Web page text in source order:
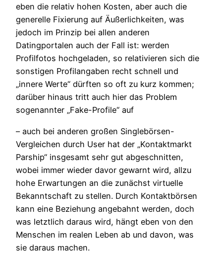
eben die relativ hohen Kosten, aber auch die
generelle Fixierung auf Äußerlichkeiten, was
jedoch im Prinzip bei allen anderen
Datingportalen auch der Fall ist: werden
Profilfotos hochgeladen, so relativieren sich die
sonstigen Profilangaben recht schnell und
„innere Werte“ dürften so oft zu kurz kommen;
darüber hinaus tritt auch hier das Problem
sogenannter „Fake-Profile“ auf
– auch bei anderen großen Singlebörsen-
Vergleichen durch User hat der „Kontaktmarkt
Parship“ insgesamt sehr gut abgeschnitten,
wobei immer wieder davor gewarnt wird, allzu
hohe Erwartungen an die zunächst virtuelle
Bekanntschaft zu stellen. Durch Kontaktbörsen
kann eine Beziehung angebahnt werden, doch
was letztlich daraus wird, hängt eben von den
Menschen im realen Leben ab und davon, was
sie daraus machen.